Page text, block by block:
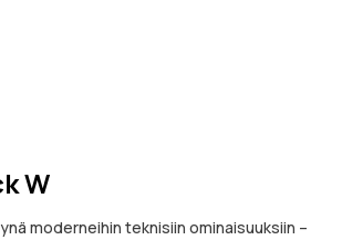
W
moderneihin teknisiin ominaisuuksiin –